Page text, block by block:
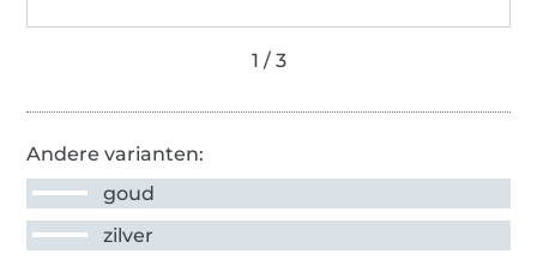
Andere varianten:
goud
zilver